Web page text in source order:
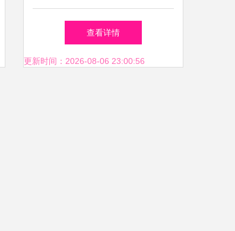
与管理专业的服务价值解读
查看详情
更新时间：2026-08-06 23:00:56